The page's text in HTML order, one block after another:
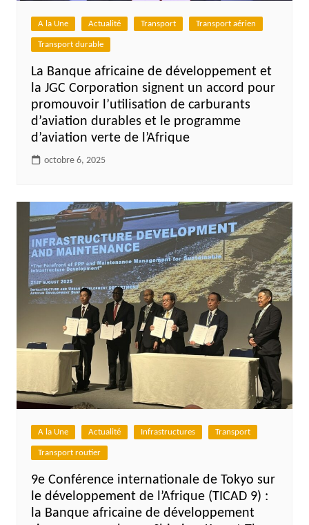
A la Une Actualité Transport Transport aérien
Transport durable
La Banque africaine de développement et
la JGC Corporation signent un accord pour
promouvoir l’utilisation de carburants
d’aviation durables et le programme
d’aviation verte de l’Afrique
octobre 6, 2025
A la Une Actualité Infrastructures Transport
Transport routier
9e Conférence internationale de Tokyo sur
le développement de l’Afrique (TICAD 9) :
la Banque africaine de développement